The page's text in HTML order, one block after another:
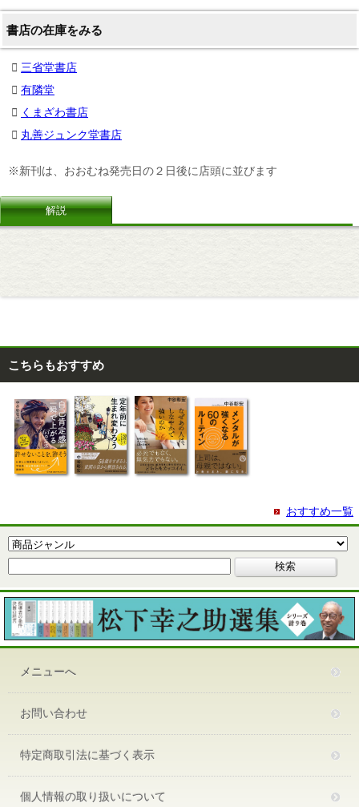
書店の在庫をみる
三省堂書店
有隣堂
くまざわ書店
丸善ジュンク堂書店
※新刊は、おおむね発売日の２日後に店頭に並びます
解説
こちらもおすすめ
おすすめ一覧
メニューへ
お問い合わせ
特定商取引法に基づく表示
個人情報の取り扱いについて